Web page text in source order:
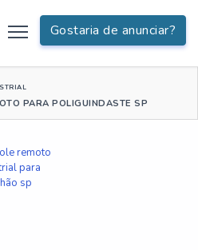
Gostaria de anunciar?
PARA POLIGUINDASTE SP
remoto
para
sp